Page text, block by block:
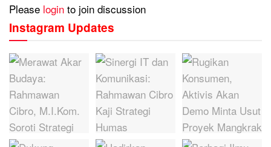
Please login to join discussion
Instagram Updates